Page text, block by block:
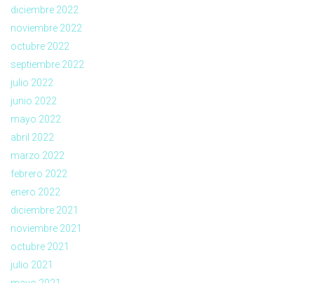
diciembre 2022
noviembre 2022
octubre 2022
septiembre 2022
julio 2022
junio 2022
mayo 2022
abril 2022
marzo 2022
febrero 2022
enero 2022
diciembre 2021
noviembre 2021
octubre 2021
julio 2021